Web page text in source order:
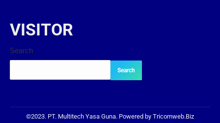
VISITOR
Search
Search
©2023. PT. Multitech Yasa Guna. Powered by Tricomweb.Biz